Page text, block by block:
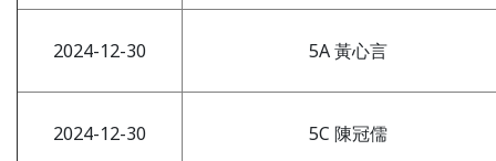
2024-12-30 5A 黃心言
2024-12-30 5C 陳冠儒